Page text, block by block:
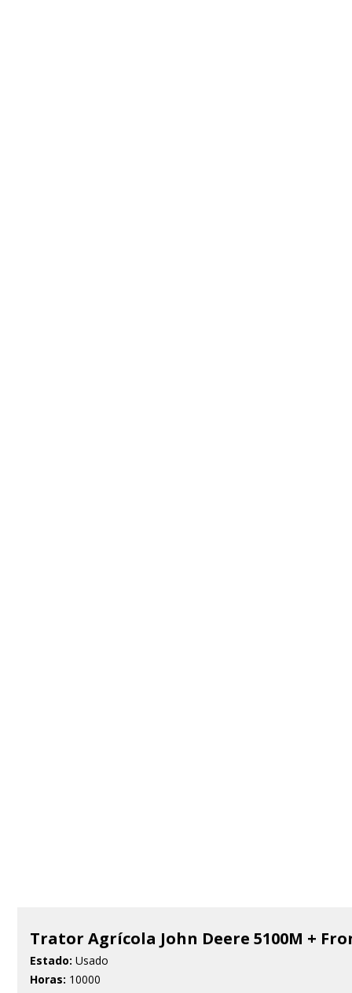
Trator Agrícola John Deere 5100M +
Estado: Usado
Horas: 10000